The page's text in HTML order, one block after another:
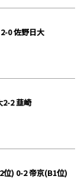
0 佐野日大
2-2 韮崎
位) 0-2 帝京(B1位)